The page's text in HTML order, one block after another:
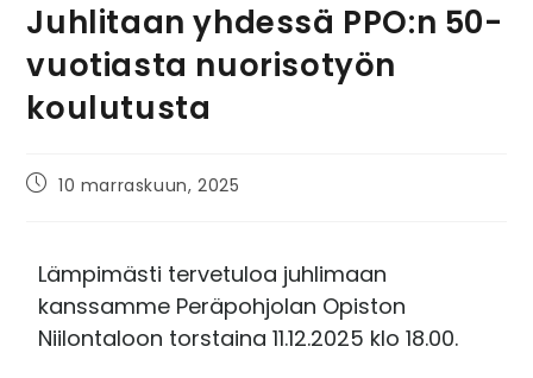
Juhlitaan yhdessä PPO:n 50-
vuotiasta nuorisotyön
koulutusta
10 marraskuun, 2025
Lämpimästi tervetuloa juhlimaan
kanssamme Peräpohjolan Opiston
Niilontaloon torstaina 11.12.2025 klo 18.00.